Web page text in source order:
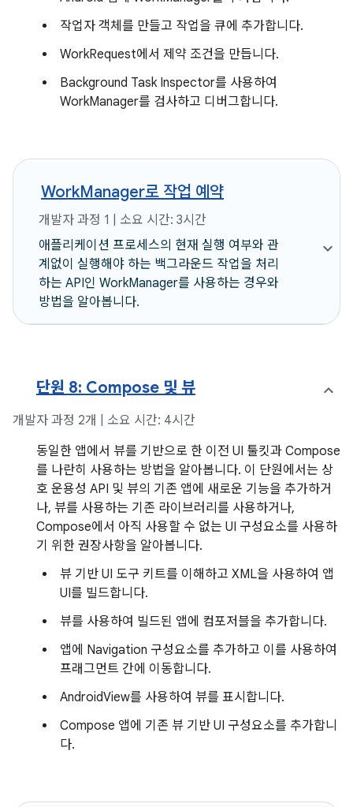
작업자 객체를 만들고 작업을 큐에 추가합니다.
WorkRequest에서 제약 조건을 만듭니다.
Background Task Inspector를 사용하여
WorkManager를 검사하고 디버그합니다.
WorkManager로 작업 예약
개발자 과정 1 | 소요 시간: 3시간
애플리케이션 프로세스의 현재 실행 여부와 관
계없이 실행해야 하는 백그라운드 작업을 처리
하는 API인 WorkManager를 사용하는 경우와
방법을 알아봅니다.
단원 8: Compose 및 뷰
개발자 과정 2개 | 소요 시간: 4시간
동일한 앱에서 뷰를 기반으로 한 이전 UI 툴킷과 Compose
를 나란히 사용하는 방법을 알아봅니다. 이 단원에서는 상
호 운용성 API 및 뷰의 기존 앱에 새로운 기능을 추가하거
나, 뷰를 사용하는 기존 라이브러리를 사용하거나,
Compose에서 아직 사용할 수 없는 UI 구성요소를 사용하
기 위한 권장사항을 알아봅니다.
뷰 기반 UI 도구 키트를 이해하고 XML을 사용하여 앱
UI를 빌드합니다.
뷰를 사용하여 빌드된 앱에 컴포저블을 추가합니다.
앱에 Navigation 구성요소를 추가하고 이를 사용하여
프래그먼트 간에 이동합니다.
AndroidView를 사용하여 뷰를 표시합니다.
Compose 앱에 기존 뷰 기반 UI 구성요소를 추가합니
다.